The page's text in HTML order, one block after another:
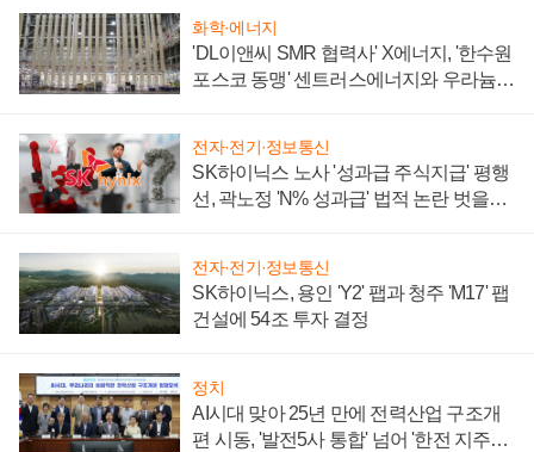
화학·에너지
'DL이앤씨 SMR 협력사' X에너지, '한수원
포스코 동맹' 센트러스에너지와 우라늄
전자·전기·정보통신
SK하이닉스 노사 '성과급 주식지급' 평행
선, 곽노정 'N% 성과급' 법적 논란 벗을지
전자·전기·정보통신
SK하이닉스, 용인 'Y2' 팹과 청주 'M17' 팹
건설에 54조 투자 결정
정치
AI시대 맞아 25년 만에 전력산업 구조개
편 시동, '발전5사 통합' 넘어 '한전 지주사'